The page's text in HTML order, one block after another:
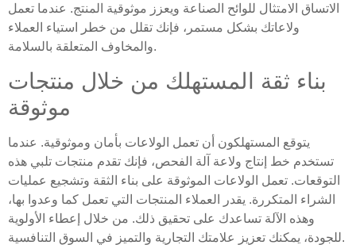
الاتساق الامتثال للوائح الصناعة ويعزز موثوقية المنتج. عندما تعمل
ولاعاتك بشكل مستمر، فإنك تقلل من خطر استياء العملاء
والمخاوف المتعلقة بالسلامة.
بناء ثقة المستهلك من خلال منتجات
موثوقة
يتوقع المستهلكون أن تعمل الولاعات بأمان وموثوقية. عندما
تستخدم خط إنتاج ولاعة آلة الفحص، فإنك تقدم منتجات تلبي هذه
التوقعات. تعمل الولاعات الموثوقة على بناء الثقة وتشجيع عمليات
الشراء المتكررة. يقدر العملاء المنتجات التي تعمل كما وعدوا بها،
وهذه الآلة تساعدك على تحقيق ذلك. من خلال إعطاء الأولوية
للجودة، يمكنك تعزيز علامتك التجارية والتميز في السوق التنافسية.